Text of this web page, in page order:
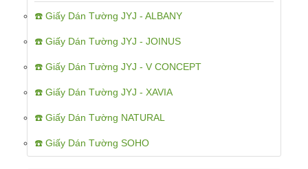
☎️ Giấy Dán Tường JYJ - ALBANY
☎️ Giấy Dán Tường JYJ - JOINUS
☎️ Giấy Dán Tường JYJ - V CONCEPT
☎️ Giấy Dán Tường JYJ - XAVIA
☎️ Giấy Dán Tường NATURAL
☎️ Giấy Dán Tường SOHO